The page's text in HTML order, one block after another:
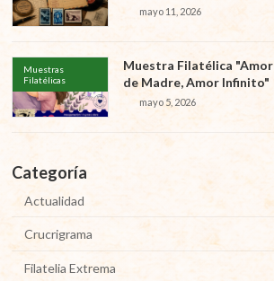
mayo 11, 2026
Muestras
Filatélicas
Muestra Filatélica "Amor
de Madre, Amor Infinito"
mayo 5, 2026
Categoría
Actualidad
Crucrigrama
Filatelia Extrema